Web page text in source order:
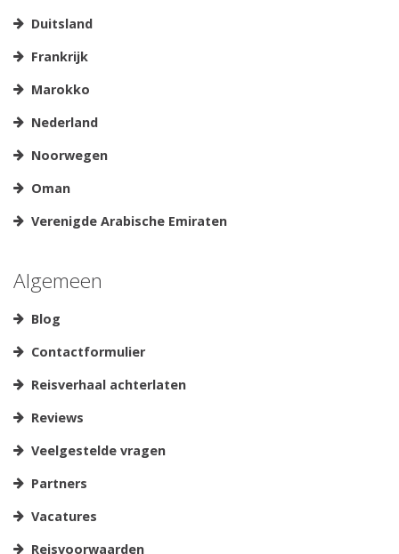
Duitsland
Frankrijk
Marokko
Nederland
Noorwegen
Oman
Verenigde Arabische Emiraten
Algemeen
Blog
Contactformulier
Reisverhaal achterlaten
Reviews
Veelgestelde vragen
Partners
Vacatures
Reisvoorwaarden